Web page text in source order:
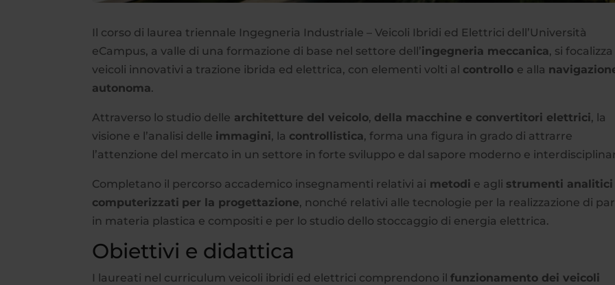
Il corso di laurea triennale Ingegneria Industriale – Veicoli Ibridi ed Elettrici dell’Università
eCampus, a valle di una formazione di base nel settore dell’ingegneria meccanica, si
veicoli innovativi a trazione ibrida ed elettrica, con elementi volti al controllo e alla
autonoma.
Attraverso lo studio delle architetture del veicolo, della macchine e convertitori elettrici, la
visione e l’analisi delle immagini, la controllistica, forma una figura in grado di attrarre
l’attenzione del mercato in un settore in forte sviluppo e dal sapore moderno e
Completano il percorso accademico insegnamenti relativi ai metodi e agli strumenti analitici
computerizzati per la progettazione, nonché relativi alle tecnologie per la realizzazione di
in materia plastica e compositi e per lo studio dello stoccaggio di energia elettrica.
Obiettivi e didattica
I laureati nel curriculum veicoli ibridi ed elettrici comprendono ilfunzionamento dei veicoli